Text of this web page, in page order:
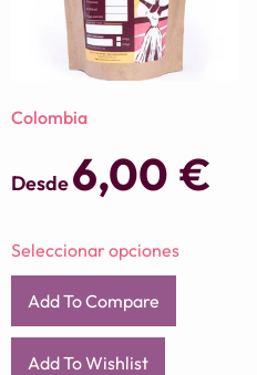
Colombia
Desde6,00 €
Seleccionar opciones
Add To Compare
Add To Wishlist